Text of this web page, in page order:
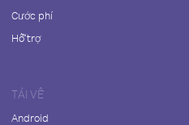
Cước phí
Hỗ trợ
TẢI VỀ
Android